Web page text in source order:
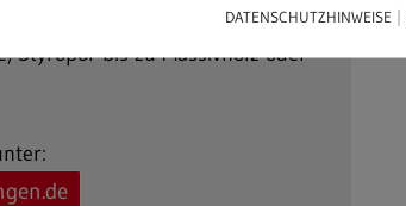
angemeldet werden – von
Styropor bis zu Massivholz oder
DATENSCHUTZHINWEISE |